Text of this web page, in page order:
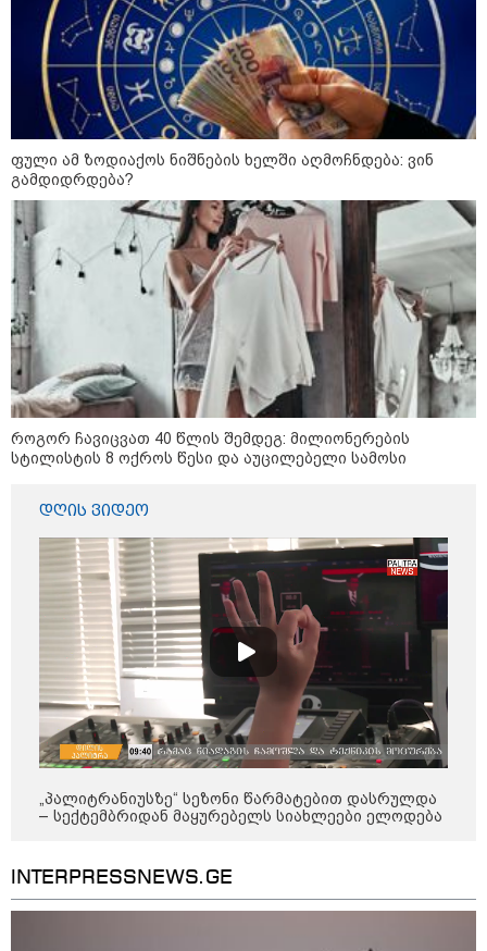
სამტრედიაში წინასაარჩევნო
კამპანიის დროს ძალადობის
ფაქტზე სამ პირს, მათ შორის ნიკა
მელიას თანმხლებ პირებს
ბრალდება წარუდგინა
მოზაიკა
11:17 / 08-08-2026
არშემდგარი ქორწინება 15 წლით უფროს
ქართველთან - ალინა კაბაევას
საიდუმლო ცხოვრება: როგორ
გამოიყურებოდა ის პლასტიკურ
ოპერაციებამდე
"ქალაქი დავთმე, მაგრამ
ქალურობა - არა. ვერ იჯერებენ
რომელიც ქალაქიდან სოფლად
გადავიდა და ფერმერი გახდა
ფული ამ ზოდიაქოს ნიშნების ხელში აღმოჩნდება: ვინ
გამდიდრდება?
როგორ ჩავიცვათ 40 წლის შემდეგ: მილიონერების
სტილისტის 8 ოქროს წესი და აუცილებელი სამოსი
დღის ვიდეო
„პალიტრანიუსზე“ სეზონი წარმატებით დასრულდა
– სექტემბრიდან მაყურებელს სიახლეები ელოდება
INTERPRESSNEWS.GE